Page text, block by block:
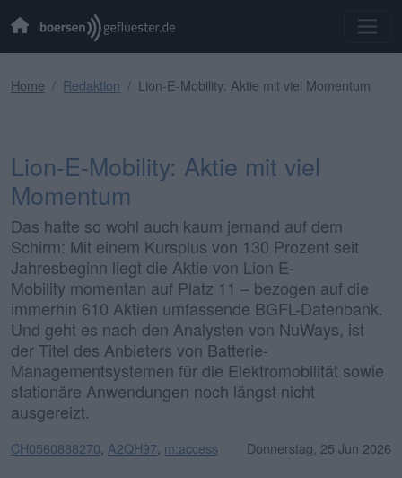
Home Redaktion Lion-E-Mobility: Aktie mit viel Momentum
Lion-E-Mobility: Aktie mit viel
Momentum
Das hatte so wohl auch kaum jemand auf dem
Schirm: Mit einem Kursplus von 130 Prozent seit
Jahresbeginn liegt die Aktie von Lion E-
Mobility momentan auf Platz 11 – bezogen auf die
immerhin 610 Aktien umfassende BGFL-Datenbank.
Und geht es nach den Analysten von NuWays, ist
der Titel des Anbieters von Batterie-
Managementsystemen für die Elektromobilität sowie
stationäre Anwendungen noch längst nicht
ausgereizt.
CH0560888270 A2QH97 m:access Donnerstag, 25 Jun 2026